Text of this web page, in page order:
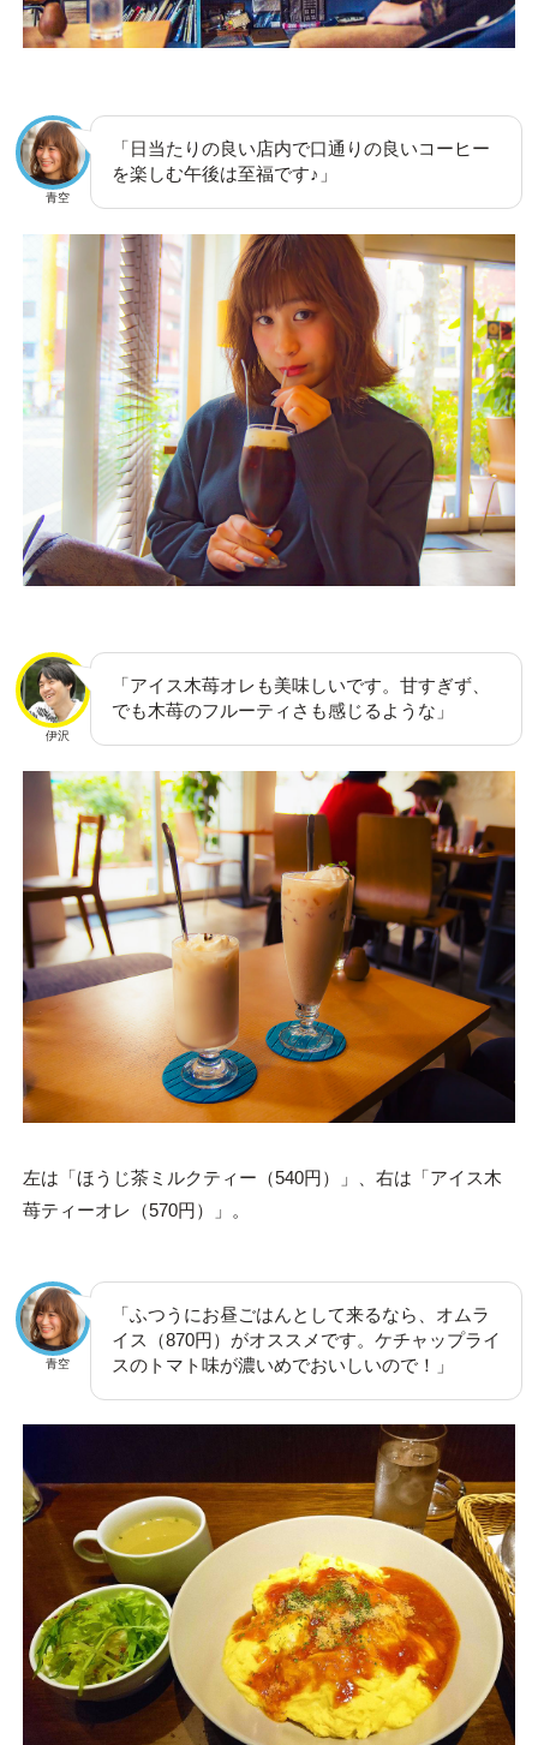
青空
「日当たりの良い店内で口通りの良いコーヒー
を楽しむ午後は至福です♪」
伊沢
「アイス木苺オレも美味しいです。甘すぎず、
でも木苺のフルーティさも感じるような」
左は「ほうじ茶ミルクティー（540円）」、右は「アイス木
苺ティーオレ（570円）」。
青空
「ふつうにお昼ごはんとして来るなら、オムラ
イス（870円）がオススメです。ケチャップライ
スのトマト味が濃いめでおいしいので！」